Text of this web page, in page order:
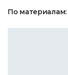
По материалам: